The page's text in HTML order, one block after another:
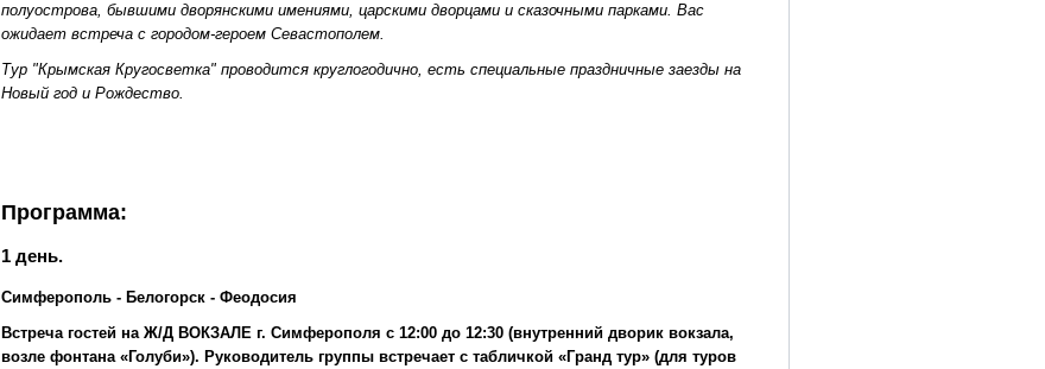
полуострова, бывшими дворянскими имениями, царскими дворцами и сказочными парками. Вас
ожидает встреча с городом-героем Севастополем.
Тур "Крымская Кругосветка" проводится круглогодично, есть специальные праздничные заезды на
Новый год и Рождество.
Программа:
1 день.
Симферополь - Белогорск - Феодосия
Встреча гостей на Ж/Д ВОКЗАЛЕ г. Симферополя с 12:00 до 12:30 (внутренний дворик вокзала,
возле фонтана «Голуби»). Руководитель группы встречает с табличкой «Гранд тур» (для туров